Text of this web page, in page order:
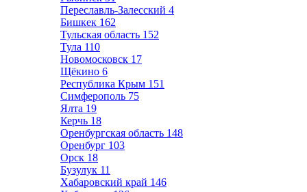
Переславль-Залесский 4
Бишкек 162
Тульская область 152
Тула 110
Новомосковск 17
Щёкино 6
Республика Крым 151
Симферополь 75
Ялта 19
Керчь 18
Оренбургская область 148
Оренбург 103
Орск 18
Бузулук 11
Хабаровский край 146